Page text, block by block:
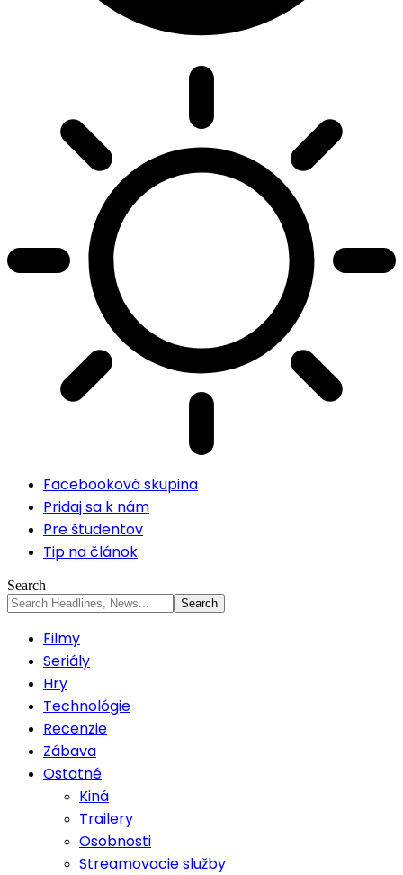
Facebooková skupina
Pridaj sa k nám
Pre študentov
Tip na článok
Search
Filmy
Seriály
Hry
Technológie
Recenzie
Zábava
Ostatné
Kiná
Trailery
Osobnosti
Streamovacie služby